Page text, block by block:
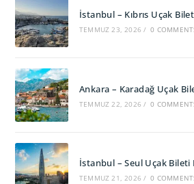
İstanbul – Kıbrıs Uçak
TEMMUZ 23, 2026 / 0
Ankara – Karadağ Uçak
TEMMUZ 22, 2026 / 0
İstanbul – Seul Uçak Bileti
TEMMUZ 21, 2026 / 0